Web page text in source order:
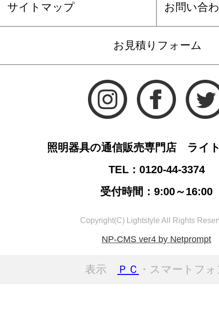
サイトマップ お問い合
お見積りフォーム
照明器具の通信販売専門店 ライ
TEL：0120-44-3374
受付時間：9:00～16:00
Copyright(C) Lightstyle All Rights
NP-CMS ver4 by Netprompt
表示 ＰＣ ・スマートフ